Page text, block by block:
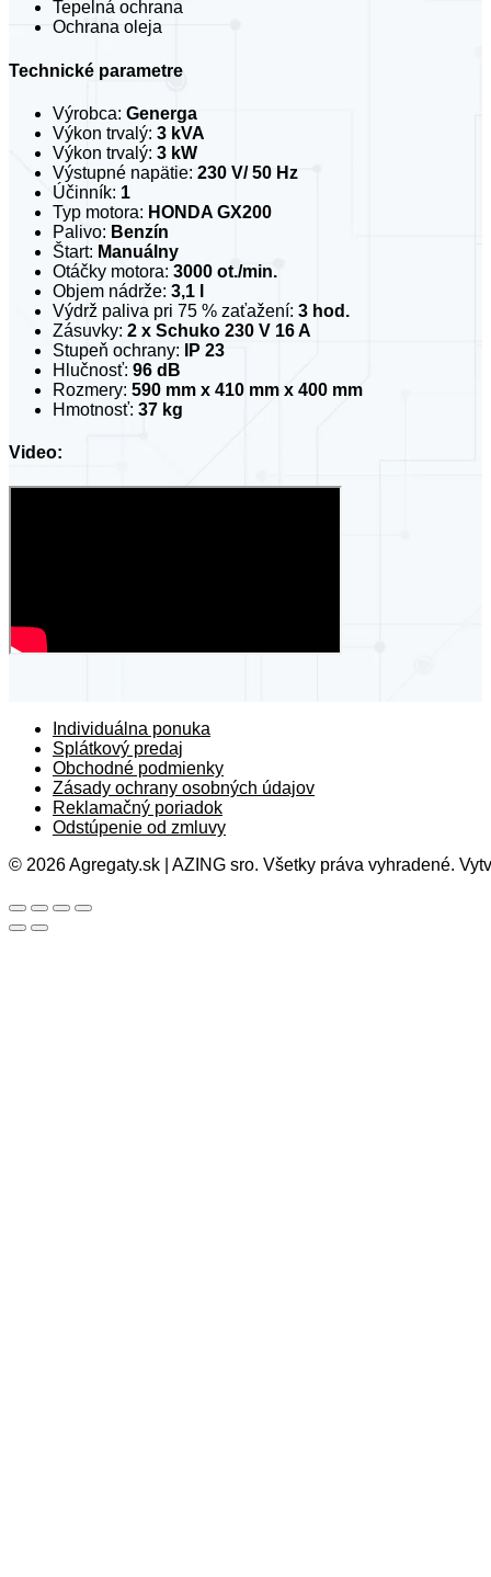
Tepelná ochrana
Ochrana oleja
Technické parametre
Výrobca: Generga
Výkon trvalý: 3 kVA
Výkon trvalý: 3 kW
Výstupné napätie: 230 V/ 50 Hz
Účinník: 1
Typ motora: HONDA GX200
Palivo: Benzín
Štart: Manuálny
Otáčky motora: 3000 ot./min.
Objem nádrže: 3,1 l
Výdrž paliva pri 75 % zaťažení: 3 hod.
Zásuvky: 2 x Schuko 230 V 16 A
Stupeň ochrany:
IP 23
Hlučnosť: 96 dB
Rozmery: 590 mm x 410 mm x 400 mm
Hmotnosť: 37 kg
Video:
Individuálna ponuka
Splátkový predaj
Obchodné podmienky
Zásady ochrany osobných údajov
Reklamačný poriadok
Odstúpenie od zmluvy
© 2026 Agregaty.sk | AZING sro. Všetky práva vyhradené.